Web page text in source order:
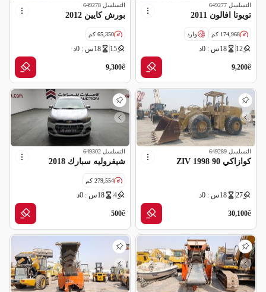
التسلسل 649277
تويوتا افالون 2011
174,968 كم وارد
12 18س : 0د
ê
9,200
التسلسل 649278
بورش كايين 2012
65,350 كم
15 18س : 0د
ê
9,300
التسلسل 649289
كوازاكي 90 ZIV 1998
27 18س : 0د
ê
30,100
التسلسل 649302
شيفروليه سبارك 2018
279,554 كم
4 18س : 0د
ê
500